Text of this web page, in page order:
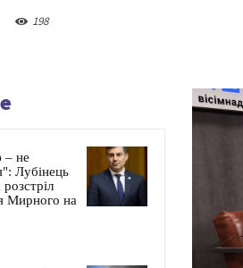
198
– не
Лубінець
розстріл
Мирного на